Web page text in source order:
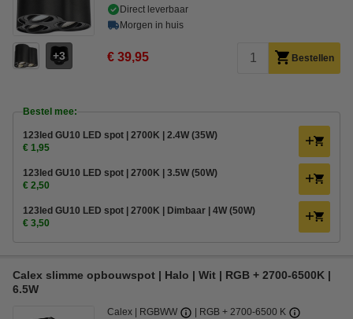
3
Direct leverbaar
Morgen in huis
€ 39,95 Bestellen
Bestel mee:
123led GU10 LED spot | 2700K | 2.4W (35W)
€ 1,95
123led GU10 LED spot | 2700K | 3.5W (50W)
€ 2,50
123led GU10 LED spot | 2700K | Dimbaar | 4W (50W)
€ 3,50
Calex slimme opbouwspot | Halo | Wit | RGB + 2700-6500K |
6.5W
Calex RGBWW
RGB + 2700-6500 K